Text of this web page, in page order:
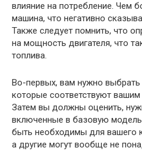
влияние на потребление. Чем
машина, что негативно
Также следует помнить, что
на мощность двигателя, что
топлива.
Во-первых, вам нужно выбрать
которые соответствуют
Затем вы должны оценить,
включенные в базовую
быть необходимы для вашего
а другие могут вообще не